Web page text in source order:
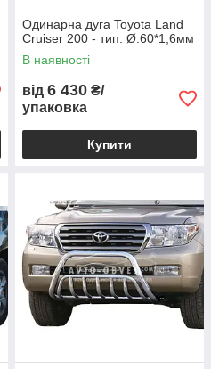
Одинарна дуга Toyota Land
Cruiser 200 - тип: Ø:60*1,6мм
В наявності
від 6 430 ₴/
упаковка
Купити